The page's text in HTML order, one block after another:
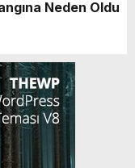
Neden Oldu